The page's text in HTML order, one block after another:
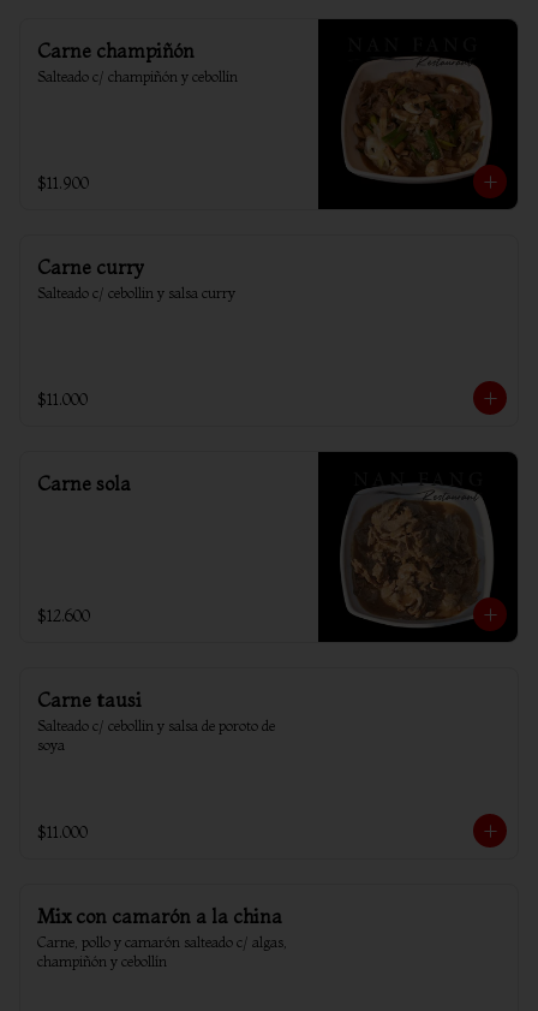
Carne champiñón
Salteado c/ champiñón y cebollín
$11.900
Carne curry
Salteado c/ cebollin y salsa curry
$11.000
Carne sola
$12.600
Carne tausi
Salteado c/ cebollin y salsa de poroto de
soya
$11.000
Mix con camarón a la china
Carne, pollo y camarón salteado c/ algas,
champiñón y cebollín